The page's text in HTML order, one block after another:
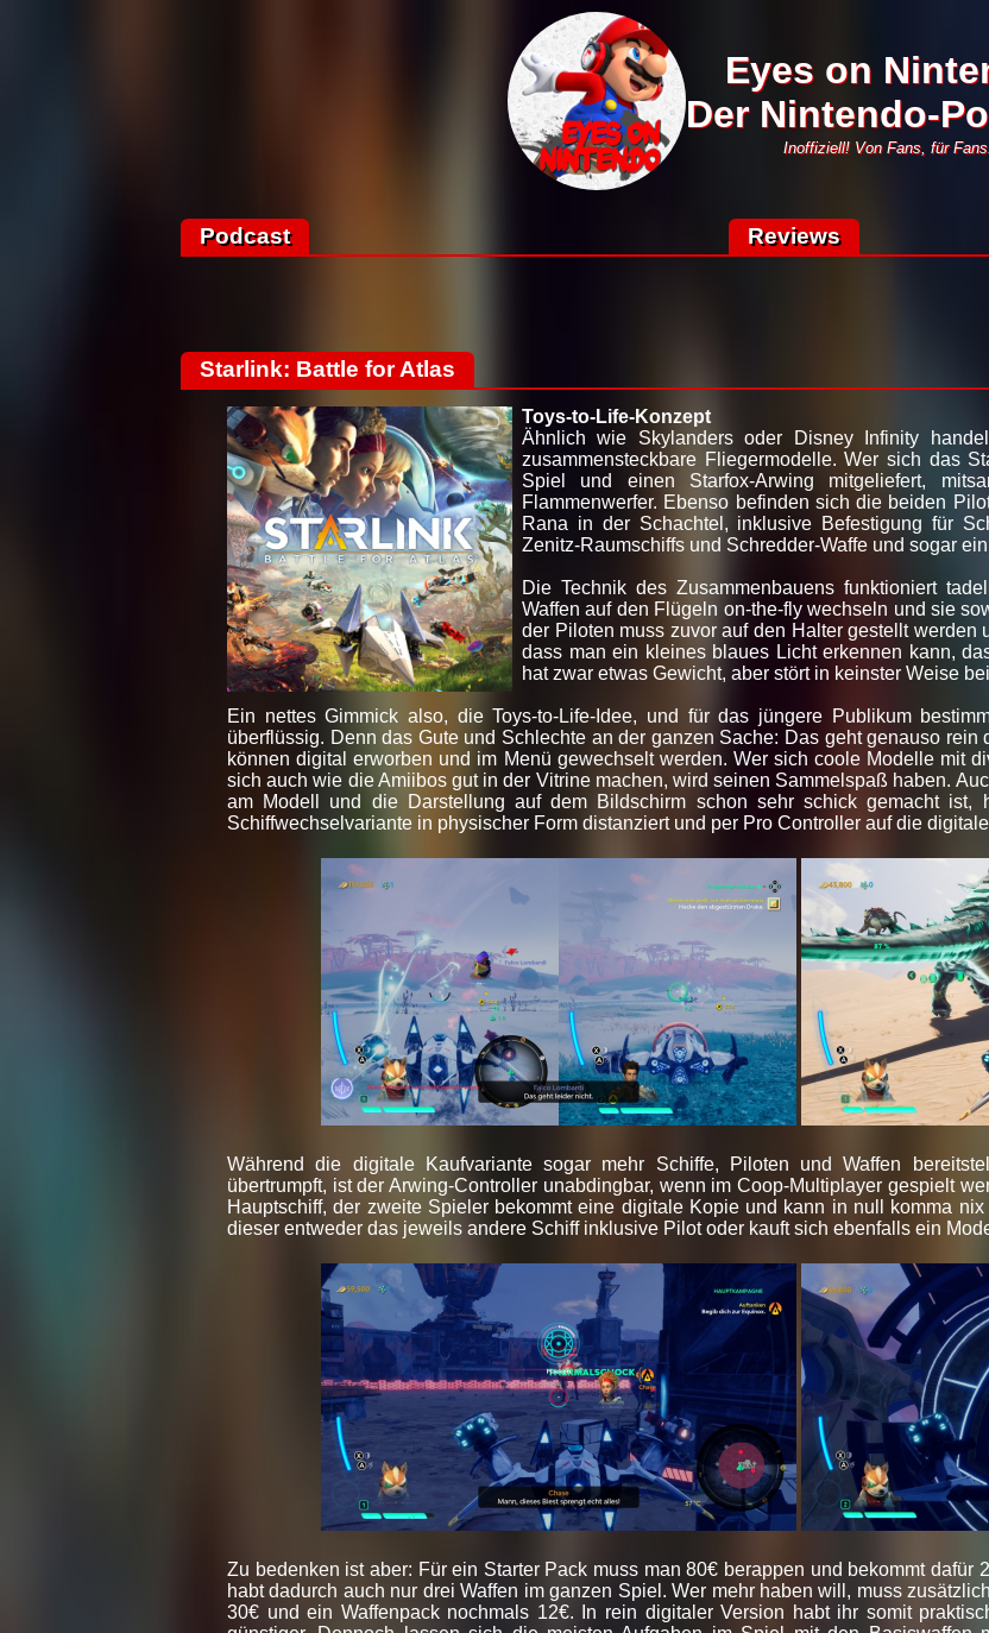
Eyes on
Der Nintendo-
Inoffiziell! Von Fans, für
Podcast Reviews
Starlink: Battle for Atlas
Toys-to-Life-Konzept
Ähnlich wie Skylanders oder Disney Infinity
zusammensteckbare Fliegermodelle. Wer sich das
Spiel und einen Starfox-Arwing mitgeliefert,
Flammenwerfer. Ebenso befinden sich die beiden
Rana in der Schachtel, inklusive Befestigung für
Zenitz-Raumschiffs und Schredder-Waffe und sogar
Die Technik des Zusammenbauens funktioniert
Waffen auf den Flügeln on-the-fly wechseln und sie
der Piloten muss zuvor auf den Halter gestellt werden
dass man ein kleines blaues Licht erkennen kann,
hat zwar etwas Gewicht, aber stört in keinster Weise
Ein nettes Gimmick also, die Toys-to-Life-Idee, und für das jüngere Publikum
überflüssig. Denn das Gute und Schlechte an der ganzen Sache: Das geht genauso
können digital erworben und im Menü gewechselt werden. Wer sich coole Modelle mit
sich auch wie die Amiibos gut in der Vitrine machen, wird seinen Sammelspaß haben.
am Modell und die Darstellung auf dem Bildschirm schon sehr schick gemacht
Schiffwechselvariante in physischer Form distanziert und per Pro Controller auf die
Während die digitale Kaufvariante sogar mehr Schiffe, Piloten und Waffen
übertrumpft, ist der Arwing-Controller unabdingbar, wenn im Coop-Multiplayer gespielt
Hauptschiff, der zweite Spieler bekommt eine digitale Kopie und kann in null komma
dieser entweder das jeweils andere Schiff inklusive Pilot oder kauft sich ebenfalls ein
Zu bedenken ist aber: Für ein Starter Pack muss man 80€ berappen und bekommt dafür
habt dadurch auch nur drei Waffen im ganzen Spiel. Wer mehr haben will, muss
30€ und ein Waffenpack nochmals 12€. In rein digitaler Version habt ihr somit